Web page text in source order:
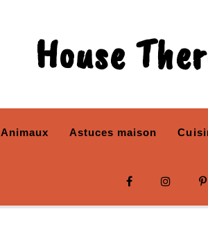
House
Animaux Astuces maison